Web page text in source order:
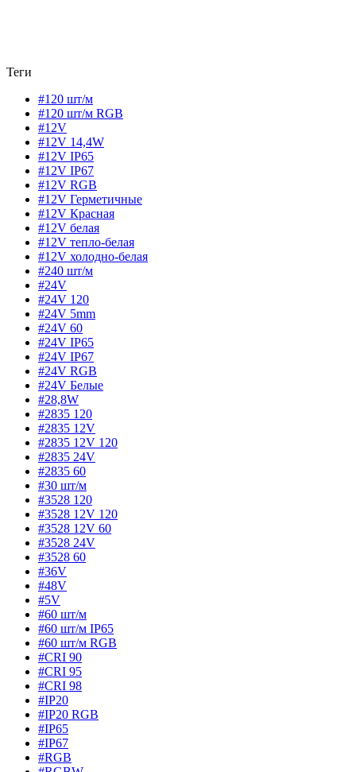
Теги
#120 шт/м
#120 шт/м RGB
#12V
#12V 14,4W
#12V IP65
#12V IP67
#12V RGB
#12V Герметичные
#12V Красная
#12V белая
#12V тепло-белая
#12V холодно-белая
#240 шт/м
#24V
#24V 120
#24V 5mm
#24V 60
#24V IP65
#24V IP67
#24V RGB
#24V Белые
#28,8W
#2835 120
#2835 12V
#2835 12V 120
#2835 24V
#2835 60
#30 шт/м
#3528 120
#3528 12V 120
#3528 12V 60
#3528 24V
#3528 60
#36V
#48V
#5V
#60 шт/м
#60 шт/м IP65
#60 шт/м RGB
#CRI 90
#CRI 95
#CRI 98
#IP20
#IP20 RGB
#IP65
#IP67
#RGB